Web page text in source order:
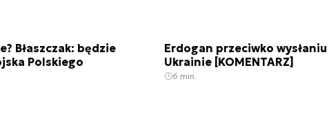
Błaszczak: będzie
Polskiego
Erdogan przeciwko
Ukrainie [KOMENTARZ]
6 min.